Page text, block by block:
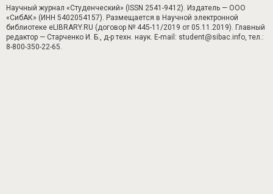
Научный журнал «Студенческий» (ISSN 2541-9412). Издатель — ООО
«СибАК» (ИНН 5402054157). Размещается в Научной электронной
библиотеке eLIBRARY.RU (договор № 445-11/2019 от 05.11.2019). Главный
редактор — Старченко И. Б., д-р техн. наук. E-mail: student@sibac.info, тел.:
8-800-350-22-65.